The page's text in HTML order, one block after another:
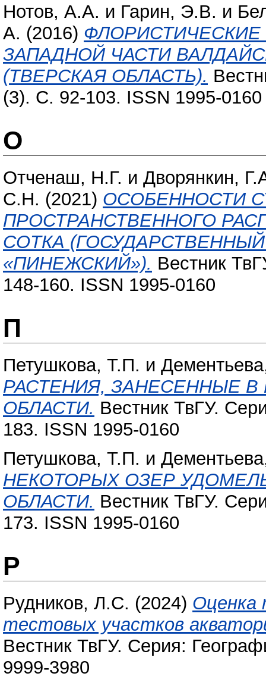
Нотов, А.А. и Гарин, Э.В. и
А. (2016)
ЗАПАДНОЙ ЧАСТИ
(ТВЕРСКАЯ ОБЛАСТЬ).
(3). С. 92-103. ISSN 1995-0160
О
Отченаш, Н.Г. и Дворянкин,
С.Н. (2021) ОСОБЕННОСТИ
ПРОСТРАНСТВЕННОГО
СОТКА
«ПИНЕЖСКИЙ»). Вестник
148-160. ISSN 1995-0160
П
Петушкова, Т.П. и
РАСТЕНИЯ, ЗАНЕСЕННЫЕ
ОБЛАСТИ. Вестник ТвГУ.
183. ISSN 1995-0160
Петушкова, Т.П. и
НЕКОТОРЫХ ОЗЕР
ОБЛАСТИ. Вестник ТвГУ.
173. ISSN 1995-0160
Р
Рудников, Л.С. (2024) Оценка
тестовых участков
Вестник ТвГУ. Серия:
9999-3980